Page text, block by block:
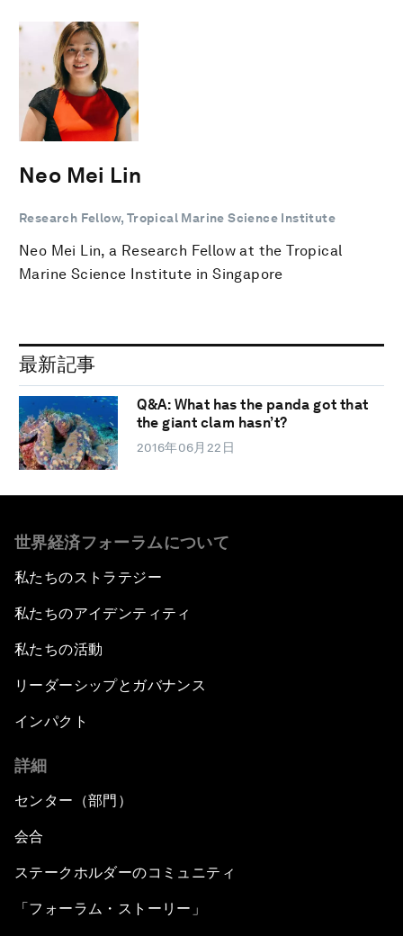
Neo Mei Lin
Research Fellow, Tropical Marine Science Institute
Neo Mei Lin, a Research Fellow at the Tropical
Marine Science Institute in Singapore
最新記事
Q&A: What has the panda got that
the giant clam hasn’t?
2016年06月22日
世界経済フォーラムについて
私たちのストラテジー
私たちのアイデンティティ
私たちの活動
リーダーシップとガバナンス
インパクト
詳細
センター（部門）
会合
ステークホルダーのコミュニティ
「フォーラム・ストーリー」